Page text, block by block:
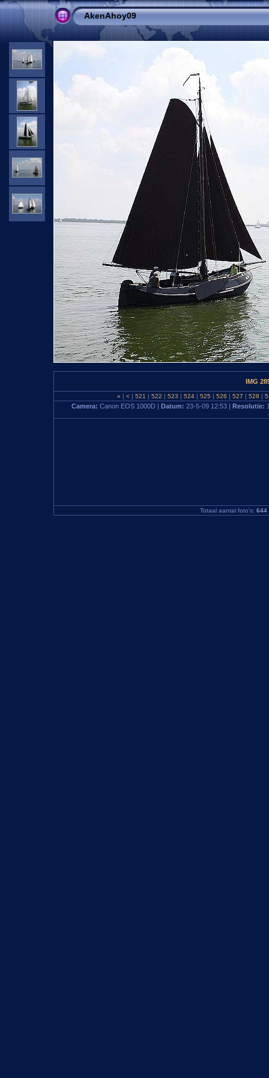
AkenAhoy09
IMG
« | < | 521 | 522 | 523 | 524 | 525 | 526 | 527 | 528 |
Camera: Canon EOS 1000D | Datum: 23-5-09 12:53 | Resolutie:
Totaal aantal foto's: 644